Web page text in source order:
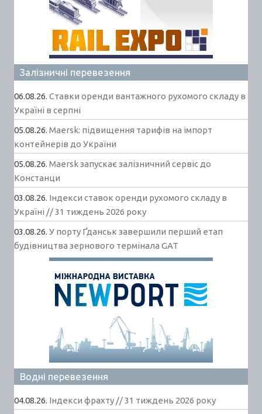
Залізничні перевезення
06.08.26. Ставки оренди вантажного рухомого складу в
Україні в серпні
05.08.26. Maersk: підвищення тарифів на імпорт
контейнерів до України
05.08.26. Maersk запускає залізничний сервіс до
Констанци
03.08.26. Індекси ставок оренди рухомого складу в
Україні // 31 тиждень 2026 року
03.08.26. У порту Ґданськ завершили перший етап
будівництва зернового термінала GAT
Водні перевезення
04.08.26. Індекси фрахту // 31 тиждень 2026 року